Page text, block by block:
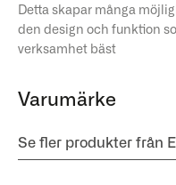
Detta skapar många
den design och funktion
verksamhet bäst
Varumärke
Se fler produkter från